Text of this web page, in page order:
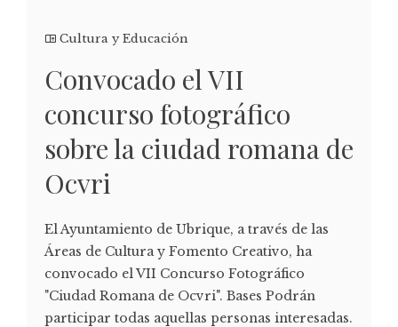
Cultura y Educación
Convocado el VII
concurso fotográfico
sobre la ciudad romana de
Ocvri
El Ayuntamiento de Ubrique, a través de las
Áreas de Cultura y Fomento Creativo, ha
convocado el VII Concurso Fotográfico
"Ciudad Romana de Ocvri". Bases Podrán
participar todas aquellas personas interesadas.